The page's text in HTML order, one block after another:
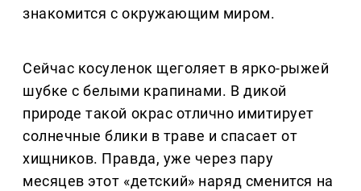
знакомится с окружающим миром.
Сейчас косуленок щеголяет в ярко-рыжей
шубке с белыми крапинами. В дикой
природе такой окрас отлично имитирует
солнечные блики в траве и спасает от
хищников. Правда, уже через пару
месяцев этот «детский» наряд сменится на